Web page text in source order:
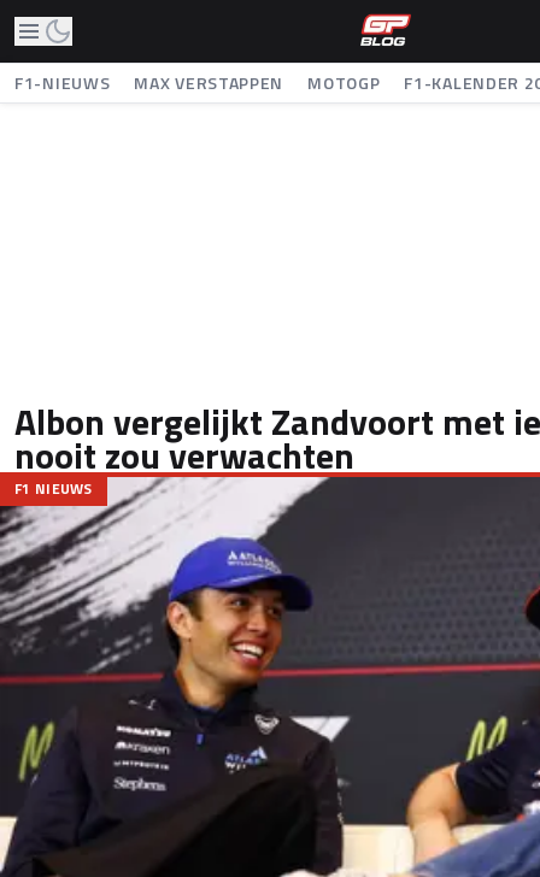
F1-NIEUWS MAX VERSTAPPEN MOTOGP F1-KALENDER
Albon vergelijkt Zandvoort met
nooit zou verwachten
F1 NIEUWS